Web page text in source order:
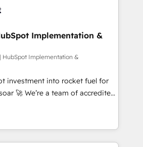
HubSpot.with ERP (and other
Sales Hub, Marketing Hub,
and CMS • ISO/IEC
and ISO 42001:2023
standard • GuardHub:
framework, built on ISO 42001
'𝗖𝗼𝗻𝘁𝗮𝗰𝘁
get in touch (𝘸𝘦'𝘳𝘦 𝘴𝘶𝘱𝘦𝘳
Implementation &
HubSpot Implementation &
investment into rocket fuel for
of accredited
to help you. We can
into complex business
what you've got and make
use it, build your website in